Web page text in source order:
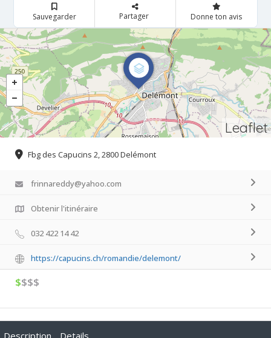
Sauvegarder Partager Donne ton avis
Leaflet
Fbg des Capucins 2, 2800 Delémont
frinnareddy@yahoo.com
Obtenir l'itinéraire
032 422 14 42
https://capucins.ch/romandie/delemont/
$$$$